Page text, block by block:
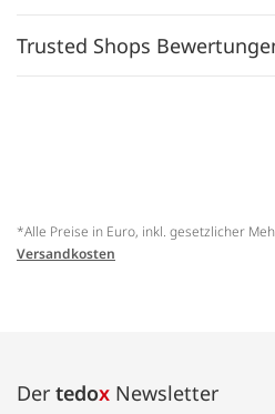
Trusted Shops
*Alle Preise in Euro, inkl. gesetzlicher
Versandkosten
Der tedox Newsletter